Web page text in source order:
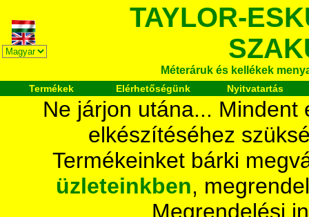
TAYLOR-
Méteráruk és kellékek
Termékek Elérhetőségünk Nyitvatartás
Ne járjon utána...
elkészítéséhez
Termékeinket bárki
üzleteinkben,
Megrendelési